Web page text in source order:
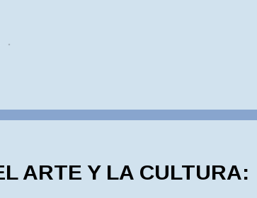
de Arte de la
ARTE Y LA CULTURA: